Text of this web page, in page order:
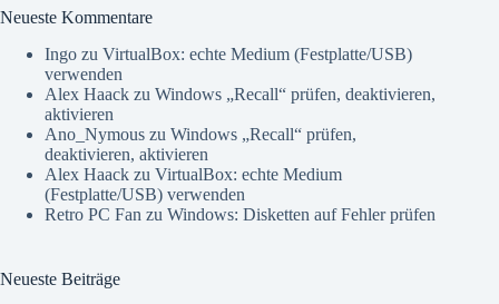
Neueste Kommentare
Ingo zu VirtualBox: echte Medium (Festplatte/USB)
verwenden
Alex Haack zu Windows „Recall“ prüfen, deaktivieren,
aktivieren
Ano_Nymous zu Windows „Recall“ prüfen,
deaktivieren, aktivieren
Alex Haack zu VirtualBox: echte Medium
(Festplatte/USB) verwenden
Retro PC Fan zu Windows: Disketten auf Fehler prüfen
Neueste Beiträge